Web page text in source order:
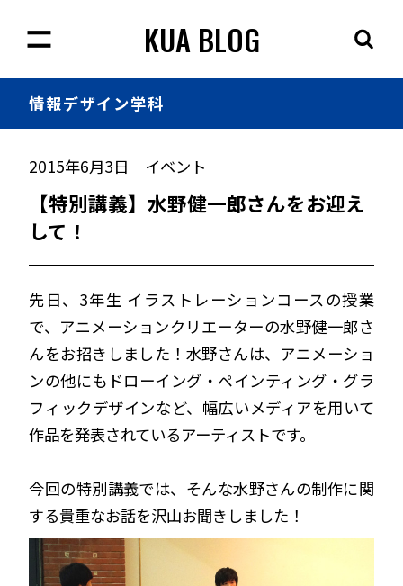
KUA BLOG
情報デザイン学科
2015年6月3日 イベント
【特別講義】水野健一郎さんをお迎え
して！
先日、3年生 イラストレーションコースの授業
で、アニメーションクリエーターの水野健一郎さ
んをお招きしました！水野さんは、アニメーショ
ンの他にもドローイング・ペインティング・グラ
フィックデザインなど、幅広いメディアを用いて
作品を発表されているアーティストです。
今回の特別講義では、そんな水野さんの制作に関
する貴重なお話を沢山お聞きしました！